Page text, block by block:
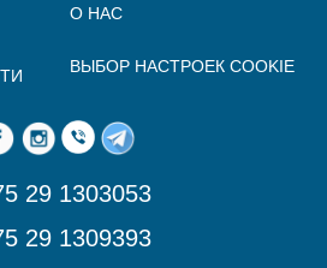
О НАС
ВЫБОР НАСТРОЕК COOKIE
29 1303053
29 1309393